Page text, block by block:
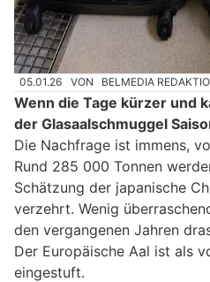
05.01.26 VON BELMEDIA
Wenn die Tage kürzer und
der Glasaalschmuggel
Die Nachfrage ist immens,
Rund 285 000 Tonnen
Schätzung der japanische
verzehrt. Wenig
den vergangenen Jahren
Der Europäische Aal ist als
eingestuft.